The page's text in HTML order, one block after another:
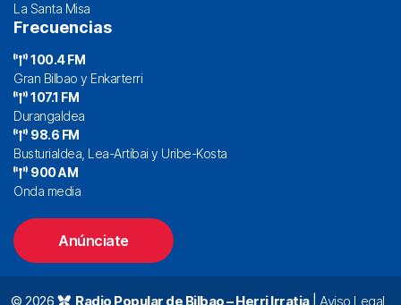
La Santa Misa
Frecuencias
100.4 FM
Gran Bilbao y Enkarterri
107.1 FM
Durangaldea
98.6 FM
Busturialdea, Lea-Artibai y Uribe-Kosta
900 AM
Onda media
Anúnciate
© 2026 Radio Popular de Bilbao – Herri Irratia| Aviso Legal